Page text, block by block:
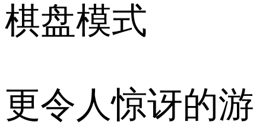
棋盘模式
更令人惊讶的游